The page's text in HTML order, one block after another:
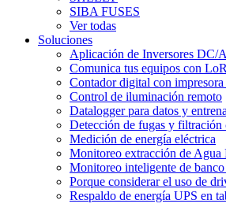
SIBA FUSES
Ver todas
Soluciones
Aplicación de Inversores DC/
Comunica tus equipos con
Contador digital con impresora
Control de iluminación remoto
Datalogger para datos y
Detección de fugas y filtración
Medición de energía eléctrica
Monitoreo extracción de Agua
Monitoreo inteligente de banco
Porque considerar el uso de
Respaldo de energía UPS en